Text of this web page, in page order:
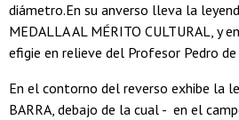
diámetro.En su anverso lleva la
MEDALLA AL MÉRITO CULTURAL, y
efigie en relieve del Profesor Pedro de
En el contorno del reverso exhibe la
BARRA, debajo de la cual - en el